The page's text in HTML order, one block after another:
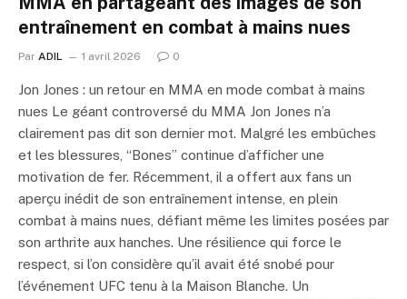
entraînement en combat à mains nues
Par ADIL 1 avril 2026 0
Jon Jones : un retour en MMA en mode combat à mains
nues Le géant controversé du MMA Jon Jones n’a
clairement pas dit son dernier mot. Malgré les embûches
et les blessures, “Bones” continue d’afficher une
motivation de fer. Récemment, il a offert aux fans un
aperçu inédit de son entraînement intense, en plein
combat à mains nues, défiant même les limites posées par
son arthrite aux hanches. Une résilience qui force le
respect, si l’on considère qu’il avait été snobé pour
l’événement UFC tenu à la Maison Blanche. Un